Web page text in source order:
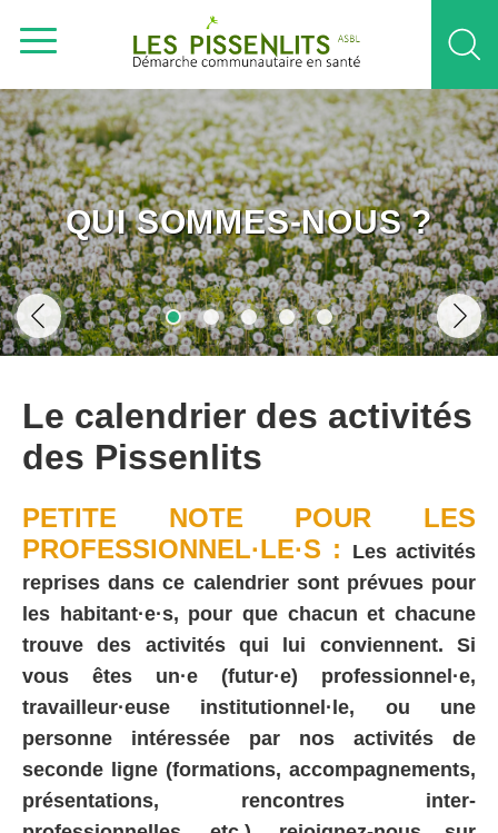
QUI SOMMES-NOUS ?
Le calendrier des activités
des Pissenlits
PETITE NOTE POUR LES
PROFESSIONNEL·LE·S :
Les activités
reprises dans ce calendrier sont prévues pour
les habitant·e·s, pour que chacun et chacune
trouve des activités qui lui conviennent. Si
vous êtes un·e (futur·e) professionnel·e,
travailleur·euse institutionnel·le, ou une
personne intéressée par nos activités de
seconde ligne (formations, accompagnements,
présentations, rencontres inter-